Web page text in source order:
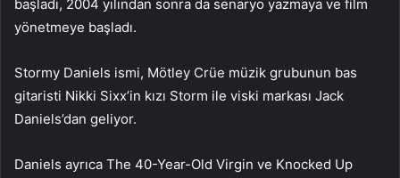
başladı, 2004 yılından sonra da senaryo yazmaya ve film
yönetmeye başladı.
Stormy Daniels ismi, Mötley Crüe müzik grubunun bas
gitaristi Nikki Sixx’in kızı Storm ile viski markası Jack
Daniels’dan geliyor.
Daniels ayrıca The 40-Year-Old Virgin ve Knocked Up